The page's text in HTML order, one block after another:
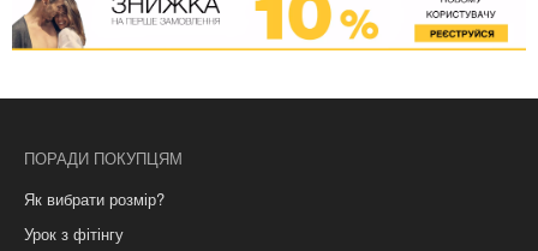
ПОРАДИ ПОКУПЦЯМ
Як вибрати розмір?
Урок з фітінгу